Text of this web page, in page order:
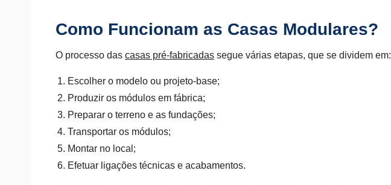
Como Funcionam as Casas Modulares?
O processo das casas pré-fabricadas segue várias etapas, que se dividem em:
Escolher o modelo ou projeto-base;
Produzir os módulos em fábrica;
Preparar o terreno e as fundações;
Transportar os módulos;
Montar no local;
Efetuar ligações técnicas e acabamentos.